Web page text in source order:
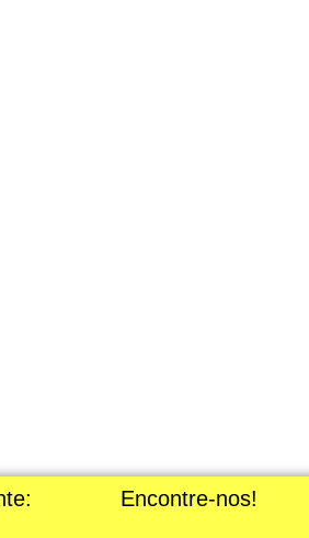
Encontre-nos!